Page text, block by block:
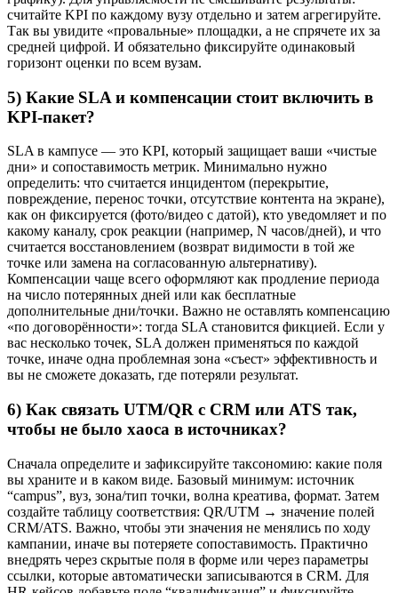
считайте KPI по каждому вузу отдельно и затем агрегируйте.
Так вы увидите «провальные» площадки, а не спрячете их за
средней цифрой. И обязательно фиксируйте одинаковый
горизонт оценки по всем вузам.
5) Какие SLA и компенсации стоит включить в
KPI-пакет?
SLA в кампусе — это KPI, который защищает ваши «чистые
дни» и сопоставимость метрик. Минимально нужно
определить: что считается инцидентом (перекрытие,
повреждение, перенос точки, отсутствие контента на экране),
как он фиксируется (фото/видео с датой), кто уведомляет и по
какому каналу, срок реакции (например, N часов/дней), и что
считается восстановлением (возврат видимости в той же
точке или замена на согласованную альтернативу).
Компенсации чаще всего оформляют как продление периода
на число потерянных дней или как бесплатные
дополнительные дни/точки. Важно не оставлять компенсацию
«по договорённости»: тогда SLA становится фикцией. Если у
вас несколько точек, SLA должен применяться по каждой
точке, иначе одна проблемная зона «съест» эффективность и
вы не сможете доказать, где потеряли результат.
6) Как связать UTM/QR с CRM или ATS так,
чтобы не было хаоса в источниках?
Сначала определите и зафиксируйте таксономию: какие поля
вы храните и в каком виде. Базовый минимум: источник
“campus”, вуз, зона/тип точки, волна креатива, формат. Затем
создайте таблицу соответствия: QR/UTM → значение полей
CRM/ATS. Важно, чтобы эти значения не менялись по ходу
кампании, иначе вы потеряете сопоставимость. Практично
внедрять через скрытые поля в форме или через параметры
ссылки, которые автоматически записываются в CRM. Для